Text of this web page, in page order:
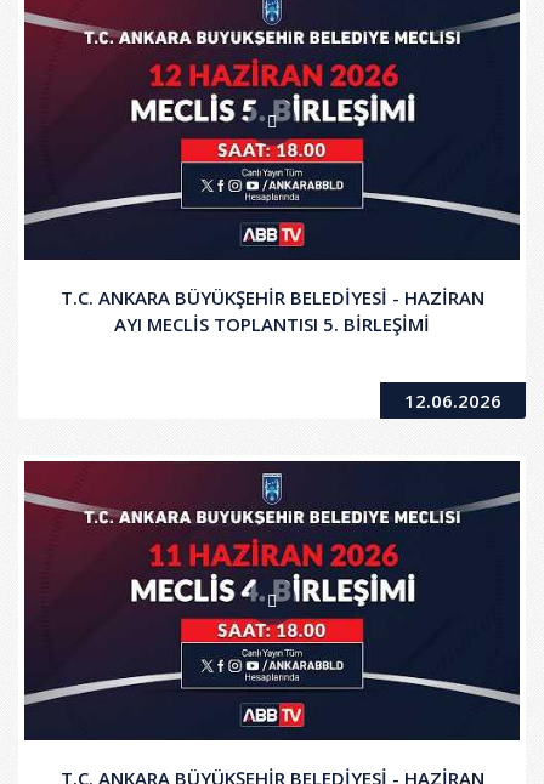
T.C. ANKARA BÜYÜKŞEHİR BELEDİYESİ - HAZİRAN
AYI MECLİS TOPLANTISI 5. BİRLEŞİMİ
12.06.2026
T.C. ANKARA BÜYÜKŞEHİR BELEDİYESİ - HAZİRAN